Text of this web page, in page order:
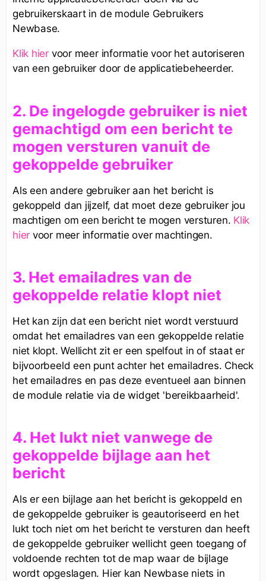
gebruikerskaart in de module Gebruikers
Newbase.
Klik hier voor meer informatie voor het autoriseren
van een gebruiker door de applicatiebeheerder.
2. De ingelogde gebruiker is niet
gemachtigd om een bericht te
mogen versturen vanuit de
gekoppelde gebruiker
Als een andere gebruiker aan het bericht is
gekoppeld dan jijzelf, dat moet deze gebruiker jou
machtigen om een bericht te mogen versturen. Klik
hier voor meer informatie over machtingen.
3. Het emailadres van de
gekoppelde relatie klopt niet
Het kan zijn dat een bericht niet wordt verstuurd
omdat het emailadres van een gekoppelde relatie
niet klopt. Wellicht zit er een spelfout in of staat er
bijvoorbeeld een punt achter het emailadres. Check
het emailadres en pas deze eventueel aan binnen
de module relatie via de widget 'bereikbaarheid'.
4. Het lukt niet vanwege de
gekoppelde bijlage aan het
bericht
Als er een bijlage aan het bericht is gekoppeld en
de gekoppelde gebruiker is geautoriseerd en het
lukt toch niet om het bericht te versturen dan heeft
de gekoppelde gebruiker wellicht geen toegang of
voldoende rechten tot de map waar de bijlage
wordt opgeslagen. Hier kan Newbase niets in